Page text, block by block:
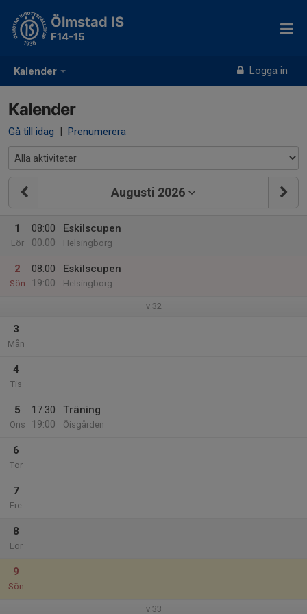
Kalender Logga in
Ölmstad IS
F14-15
Kalender
Gå till idag | Prenumerera
Augusti 2026
1
Lör
08:00
00:00
Eskilscupen
Helsingborg
2
Sön
08:00
19:00
Eskilscupen
Helsingborg
v.32
3
Mån
4
Tis
5
Ons
17:30
19:00
Träning
Öisgården
6
Tor
7
Fre
8
Lör
9
Sön
v.33